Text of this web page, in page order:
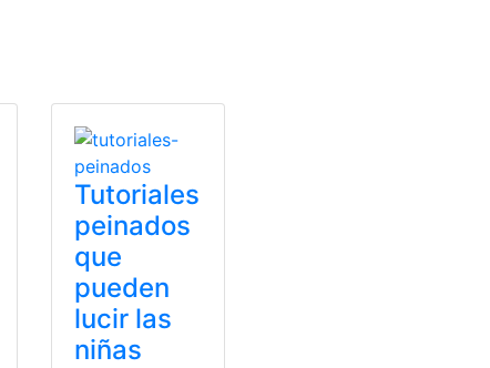
Tutoriales
peinados
que
pueden
lucir las
niñas